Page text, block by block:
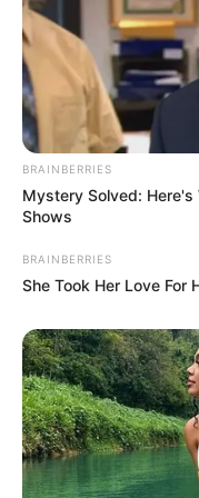
tidak mau mengubah
Baca juga: Kisah Nabi
Membelah Lautan
Ada peringatan
didatangkan Allah
Madyan
BRAINBERRIES
Mystery Solved:
Shows
BRAINBERRIES
She Took Her Love For